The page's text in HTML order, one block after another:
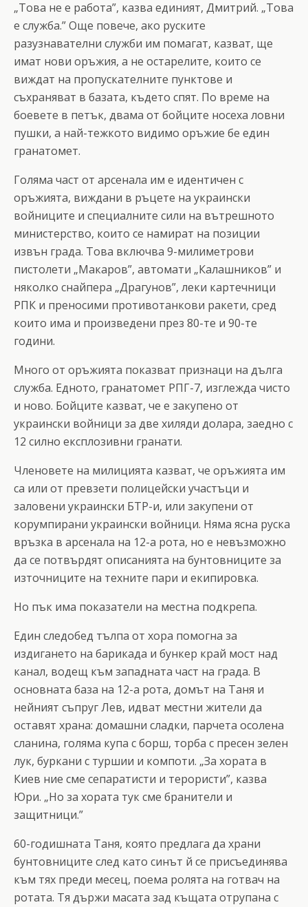
„Това не е работа”, казва единият, Дмитрий. „Това
е служба.” Още повече, ако руските
разузнавателни служби им помагат, казват, ще
имат нови оръжия, а не остарелите, които се
виждат на пропускателните пунктове и
съхраняват в базата, където спят. По време на
боевете в петък, двама от бойците носеха ловни
пушки, а най-тежкото видимо оръжие бе един
гранатомет.
Голяма част от арсенала им е идентичен с
оръжията, виждани в ръцете на украински
войниците и специалните сили на вътрешното
министерство, които се намират на позиции
извън града. Това включва 9-милиметрови
пистолети „Макаров”, автомати „Калашников” и
няколко снайпера „Драгунов”, леки картечници
РПК и преносими противотанкови ракети, сред
които има и произведени през 80-те и 90-те
години.
Много от оръжията показват признаци на дълга
служба. Едното, гранатомет РПГ-7, изглежда чисто
и ново. Бойците казват, че е закупено от
украински войници за две хиляди долара, заедно с
12 силно експлозивни гранати.
Членовете на милицията казват, че оръжията им
са или от превзети полицейски участъци и
заловени украински БТР-и, или закупени от
корумпирани украински войници. Няма ясна руска
връзка в арсенала на 12-а рота, но е невъзможно
да се потвърдят описанията на бунтовниците за
източниците на техните пари и екипировка.
Но пък има показатели на местна подкрепа.
Един следобед тълпа от хора помогна за
издигането на барикада и бункер край мост над
канал, водещ към западната част на града. В
основната база на 12-а рота, домът на Таня и
нейният съпруг Лев, идват местни жители да
оставят храна: домашни сладки, парчета осолена
сланина, голяма купа с борш, торба с пресен зелен
лук, буркани с туршии и компоти. „За хората в
Киев ние сме сепаратисти и терористи”, казва
Юри. „Но за хората тук сме бранители и
защитници.”
60-годишната Таня, която предлага да храни
бунтовниците след като синът й се присъединява
към тях преди месец, поема ролята на готвач на
ротата. Тя държи масата зад къщата отрупана с